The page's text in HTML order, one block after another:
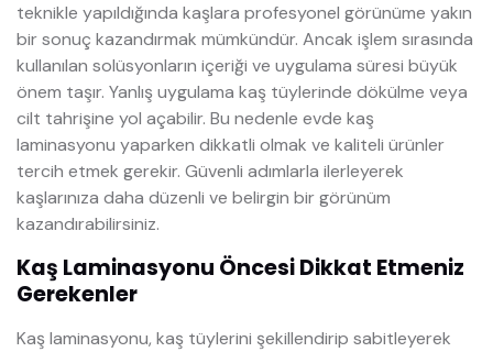
teknikle yapıldığında kaşlara profesyonel görünüme yakın
bir sonuç kazandırmak mümkündür. Ancak işlem sırasında
kullanılan solüsyonların içeriği ve uygulama süresi büyük
önem taşır. Yanlış uygulama kaş tüylerinde dökülme veya
cilt tahrişine yol açabilir. Bu nedenle evde kaş
laminasyonu yaparken dikkatli olmak ve kaliteli ürünler
tercih etmek gerekir. Güvenli adımlarla ilerleyerek
kaşlarınıza daha düzenli ve belirgin bir görünüm
kazandırabilirsiniz.
Kaş Laminasyonu Öncesi Dikkat Etmeniz
Gerekenler
Kaş laminasyonu, kaş tüylerini şekillendirip sabitleyerek